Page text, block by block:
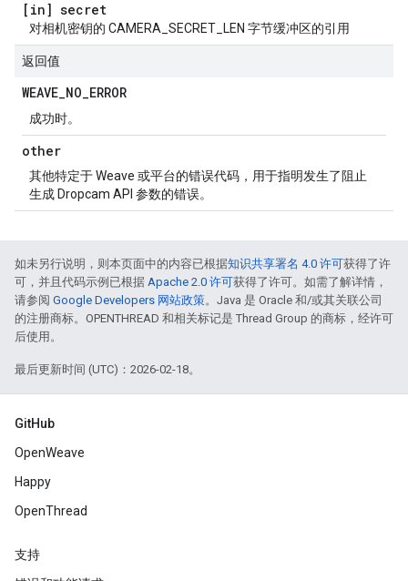
[in] secret
对相机密钥的 CAMERA_SECRET_LEN 字节缓冲区的引用
返回值
WEAVE_NO_ERROR
成功时。
other
其他特定于 Weave 或平台的错误代码，用于指明发生了阻止
生成 Dropcam API 参数的错误。
如未另行说明，则本页面中的内容已根据知识共享署名 4.0 许可获得了许
可，并且代码示例已根据 Apache 2.0 许可获得了许可。如需了解详情，
请参阅 Google Developers 网站政策。Java 是 Oracle 和/或其关联公司
的注册商标。OPENTHREAD 和相关标记是 Thread Group 的商标，经许可
后使用。
最后更新时间 (UTC)：2026-02-18。
GitHub
OpenWeave
Happy
OpenThread
支持